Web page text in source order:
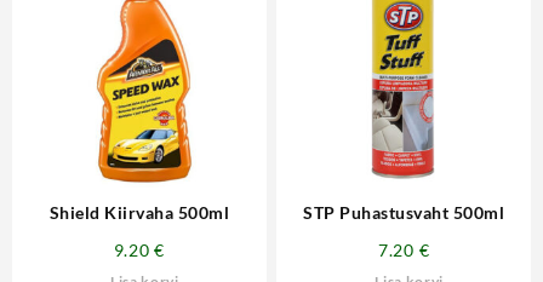
Shield Kiirvaha 500ml
9.20€
STP Puhastusvaht 500ml
7.20 €